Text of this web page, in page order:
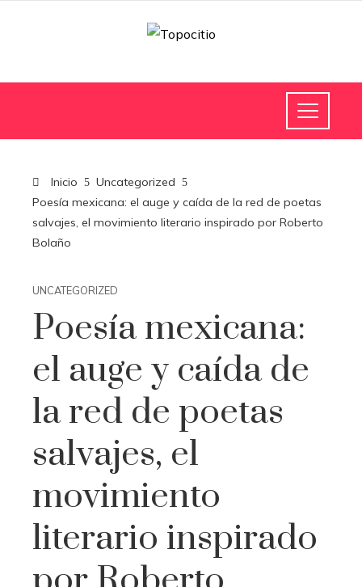
Inicio
Uncategorized
Poesía mexicana: el auge y caída de la red de poetas
salvajes, el movimiento literario inspirado por Roberto
Bolaño
UNCATEGORIZED
Poesía mexicana:
el auge y caída de
la red de poetas
salvajes, el
movimiento
literario inspirado